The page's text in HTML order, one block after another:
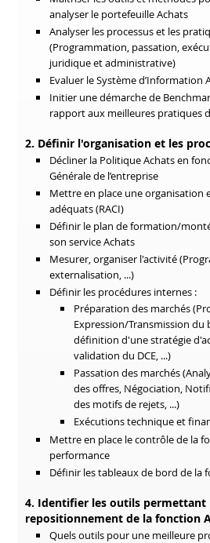
analyser le portefeuille Achats
Analyser les processus et les
(Programmation, passation,
juridique et administrative)
Evaluer le Système d’Information
Initier une démarche de
rapport aux meilleures pratiques
2. Définir l'organisation et les
Décliner la Politique Achats en
Générale de l’entreprise
Mettre en place une organisation
adéquats (RACI)
Définir le plan de formation/
son service Achats
Mesurer, organiser l'activité
externalisation, ...)
Définir les procédures internes :
Préparation des marchés
Expression/Transmission du
définition d'une stratégie
validation du DCE, ...)
Passation des marchés
des offres, Négociation,
des motifs de rejets, ...)
Exécutions technique et
Mettre en place le contrôle de la
performance
Définir les tableaux de bord de la
4. Identifier les outils permettant
repositionnement de la fonction
Quels outils pour une meilleure